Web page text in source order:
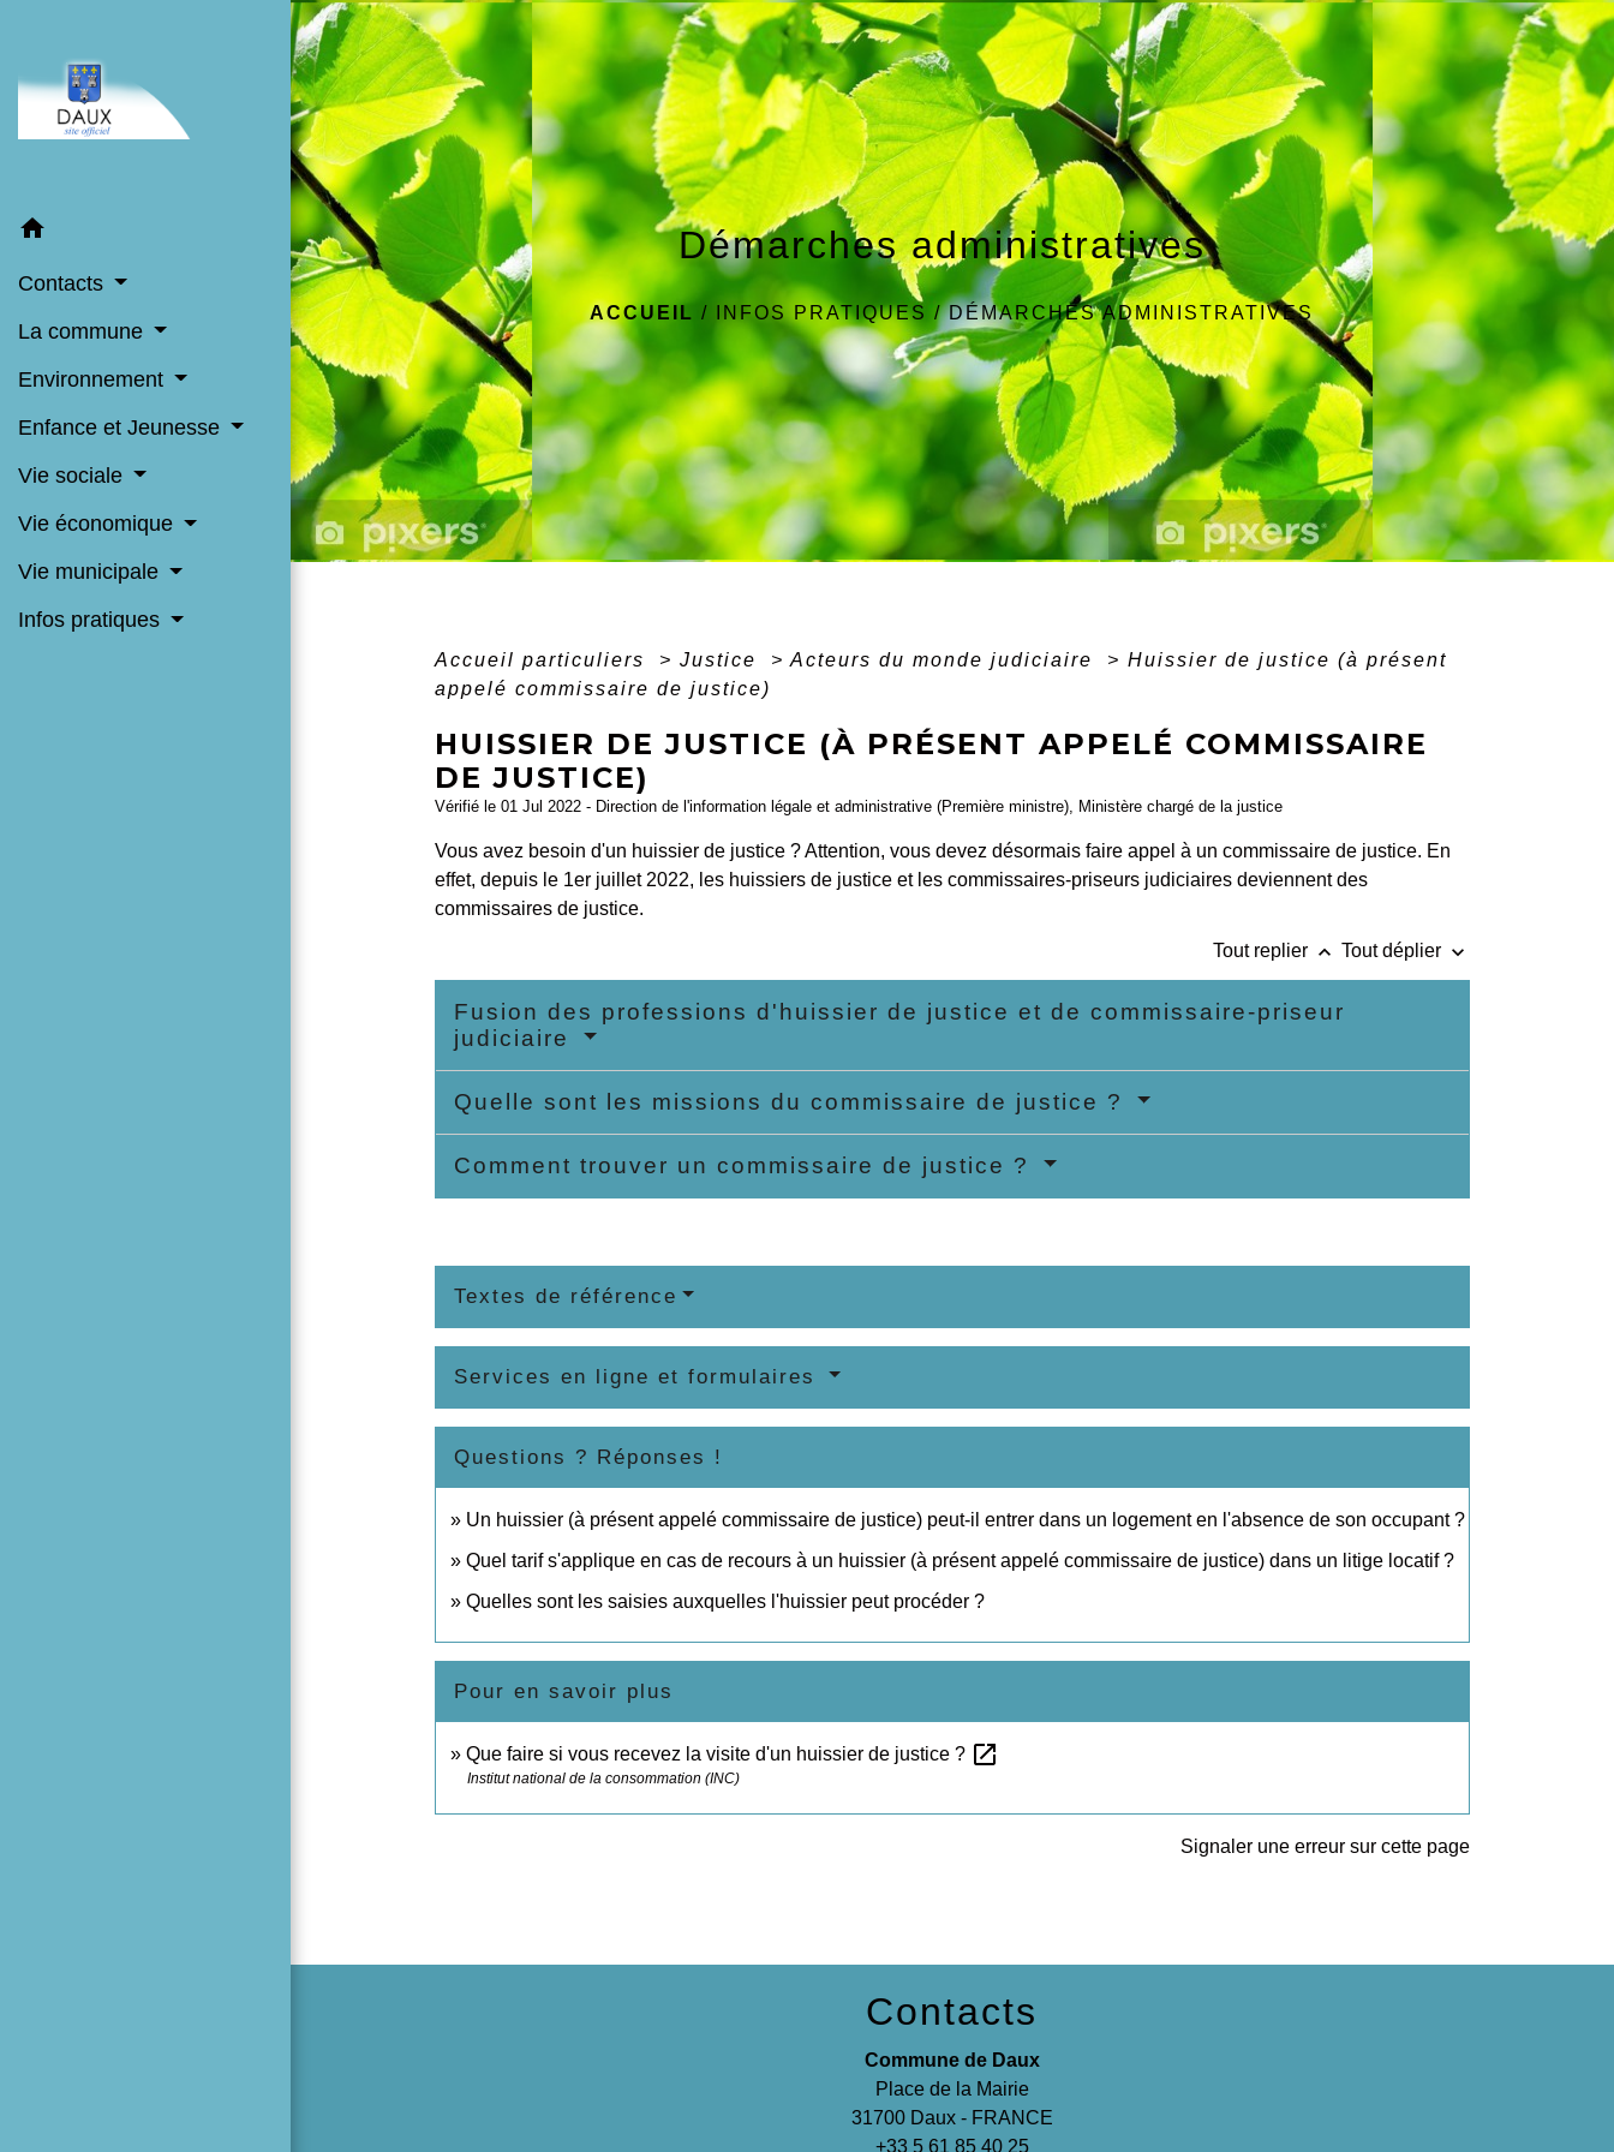
home
Contacts
La commune
Environnement
Enfance et Jeunesse
Vie sociale
Vie économique
Vie municipale
Infos pratiques
Démarches administratives
ACCUEIL / INFOS PRATIQUES /DÉMARCHES ADMINISTRATIVES
Accueil particuliers > Justice > Acteurs du monde judiciaire > Huissier de justice (à présent
appelé commissaire de justice)
HUISSIER DE JUSTICE (À PRÉSENT APPELÉ COMMISSAIRE
DE JUSTICE)
Vérifié le 01 Jul 2022 - Direction de l'information légale et administrative (Première ministre), Ministère chargé de la justice
Vous avez besoin d'un huissier de justice ? Attention, vous devez désormais faire appel à un commissaire de justice. En
effet, depuis le 1erjuillet 2022, les huissiers de justice et les commissaires-priseurs judiciaires deviennent des
commissaires de justice.
Tout replier keyboard_arrow_up Tout déplier keyboard_arrow_down
Fusion des professions d'huissier de justice et de commissaire-priseur
judiciaire
Quelle sont les missions du commissaire de justice ?
Comment trouver un commissaire de justice ?
Textes de référence
Services en ligne et formulaires
Questions ? Réponses !
Un huissier (à présent appelé commissaire de justice) peut-il entrer dans un logement en l'absence de son occupant ?
Quel tarif s'applique en cas de recours à un huissier (à présent appelé commissaire de justice) dans un litige locatif ?
Quelles sont les saisies auxquelles l'huissier peut procéder ?
Pour en savoir plus
Que faire si vous recevez la visite d'un huissier de justice ? open_in_new
Institut national de la consommation (INC)
Signaler une erreur sur cette page
Contacts
Commune de Daux
Place de la Mairie
31700 Daux - FRANCE
+33 5 61 85 40 25